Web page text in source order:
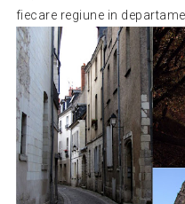
fiecare regiune in